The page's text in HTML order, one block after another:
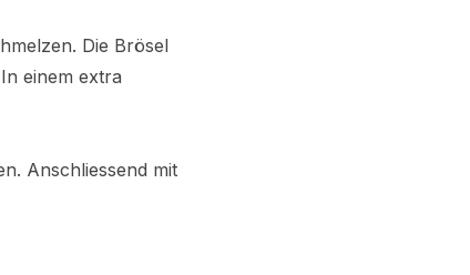
Die Brösel
einem extra
Anschliessend mit